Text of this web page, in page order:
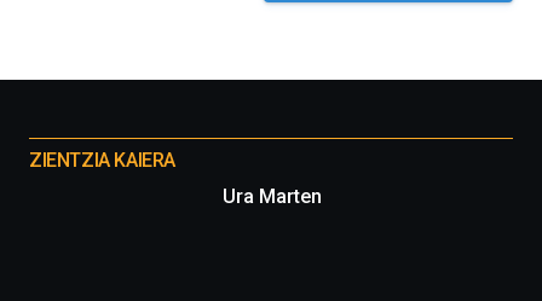
proyectos
ZIENTZIA KAIERA
Ura Marten